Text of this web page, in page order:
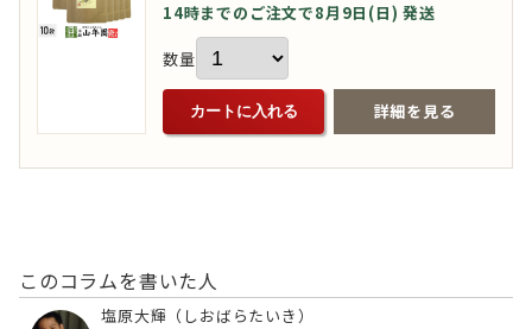
14時までのご注文で8月9日(日) 発送
数量
カートに入れる 詳細を見る
このコラムを書いた人
塩原大輝（しおばらたいき）